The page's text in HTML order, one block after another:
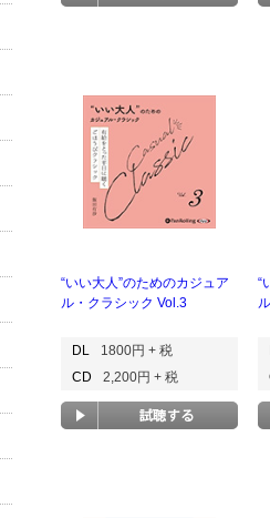
“いい大人”のためのカジュア
ル・クラシック Vol.3
DL
1800円 + 税
CD
2,200円 + 税
“